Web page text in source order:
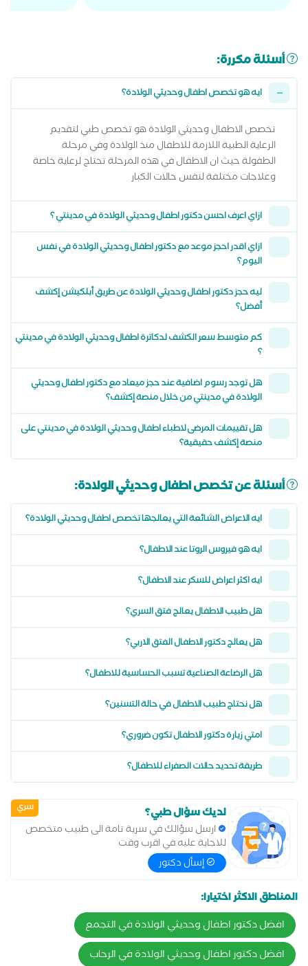
أسئلة مكررة:
ايه هو تخصص اطفال وحديثي الولادة؟
تخصص الاطفال وحديثي الولادة هو تخصص طبي لتقديم
الرعاية الطبية اللازمة للاطفال منذ الولادة وفي مرحلة
الطفولة حيث ان الاطفال في هذه المرحلة تحتاج لرعاية خاصة
وعلاجات مختلفة لنفس حالات الكبار
ازاي اعرف احسن دكتور اطفال وحديثي الولادة في مدينتي ؟
ازاي اقدر احجز موعد مع دكتور اطفال وحديثي الولادة في نفس
اليوم؟
ليه حجز دكتور اطفال وحديثي الولادة عن طريق أبلكيشن إكشف
أفضل؟
كم متوسط سعر الكشف لدكاترة اطفال وحديثي الولادة في مدينتي
؟
هل توجد رسوم اضافية عند حجز ميعاد مع دكتور اطفال وحديثي
الولادة في مدينتي من خلال منصة إكشف؟
هل تقييمات المرضى لاطباء اطفال وحديثي الولادة في مدينتي على
منصة إكشف حقيقية؟
أسئلة عن تخصص اطفال وحديثي الولادة:
ايه الاعراض الشائعة التي يعالجها تخصص اطفال وحديثي الولادة؟
ايه هو فيروس الروتا عند الاطفال؟
ايه اكثر اعراض للسكر عند الاطفال؟
هل طبيب الاطفال يعالج فتق السري؟
هل يعالج دكتور الاطفال الفتق الاربي؟
هل الرضاعة الصناعية تسبب الحساسية للاطفال؟
هل نحتاج طبيب الاطفال في حالة التسنين؟
امتي زيارة دكتور الاطفال تكون ضروري؟
طريقة تحديد حالات الصفراء للاطفال؟
سري لديك سؤال طبي؟
ارسل سؤالك في سرية تامة الى طبيب متخصص
للاجابة عليه في اقرب وقت
إسأل دكتور
المناطق الاكثر اختيارا:
افضل دكتور اطفال وحديثي الولادة في التجمع
افضل دكتور اطفال وحديثي الولادة في الرحاب